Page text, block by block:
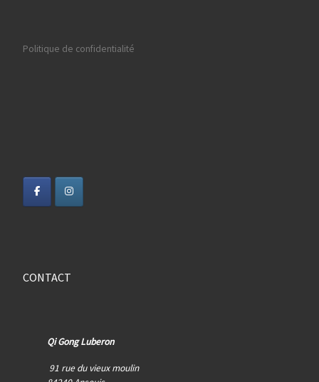
Politique de confidentialité
CONTACT
Qi Gong Luberon
91 rue du vieux moulin